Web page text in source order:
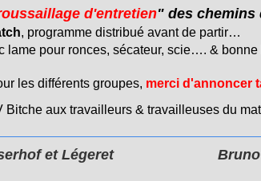
d'entretien" des
, programme distribué avant de partir…
pour ronces, sécateur, scie…. & bonne
les différents groupes, merci d'annoncer
Bitche aux travailleurs & travailleuses du
et Légeret Bruno